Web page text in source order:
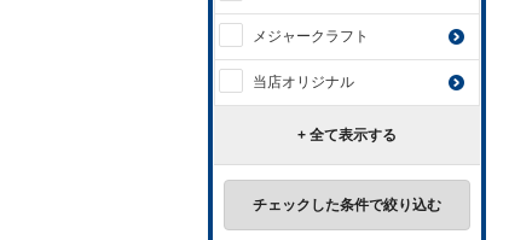
メジャークラフト
当店オリジナル
+ 全て表示する
チェックした条件で絞り込む